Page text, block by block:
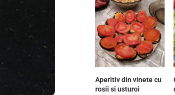
Aperitiv din vinete cu
rosii si usturoi